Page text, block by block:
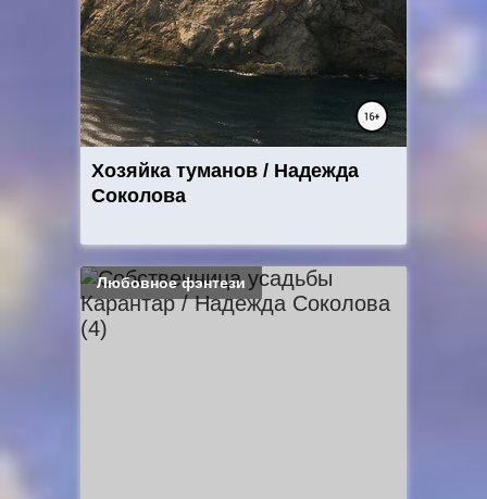
Хозяйка туманов / Надежда
Соколова
Любовное фэнтези